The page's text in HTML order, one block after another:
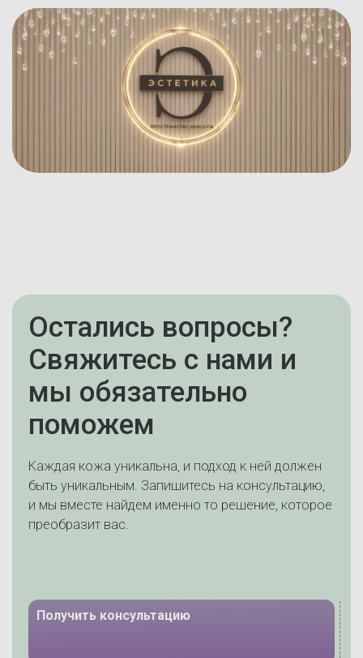
Остались вопросы?
Свяжитесь с нами и
мы обязательно
поможем
Каждая кожа уникальна, и подход к ней должен
быть уникальным. Запишитесь на консультацию,
и мы вместе найдем именно то решение, которое
преобразит вас.
Получить консультацию